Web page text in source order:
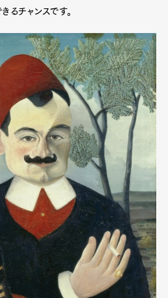
るチャンスです。